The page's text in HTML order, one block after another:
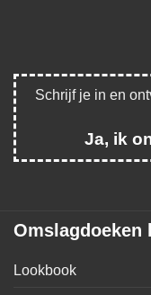
Schrijf je in en
Ja, ik
Omslagdoeken
Lookbook